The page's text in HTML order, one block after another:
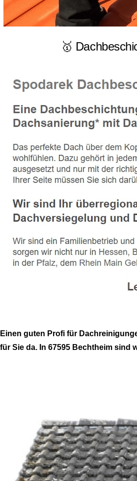
🥇
Einen guten Profi für
für Sie da. In 67595 Bechtheim sind